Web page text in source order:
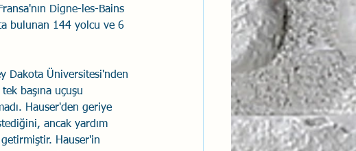
Digne-les-Bains
bulunan 144 yolcu ve 6
Dakota Üniversitesi'nden
başına uçuşu
Hauser'den geriye
ancak yardım
Hauser'in